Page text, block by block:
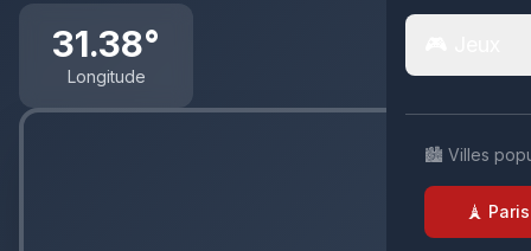
🏙️ Villes
🗼 Paris
31.38°
Longitude